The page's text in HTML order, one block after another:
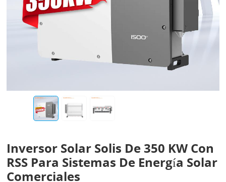
Inversor Solar Solis De 350 KW Con
RSS Para Sistemas De Energía Solar
Comerciales